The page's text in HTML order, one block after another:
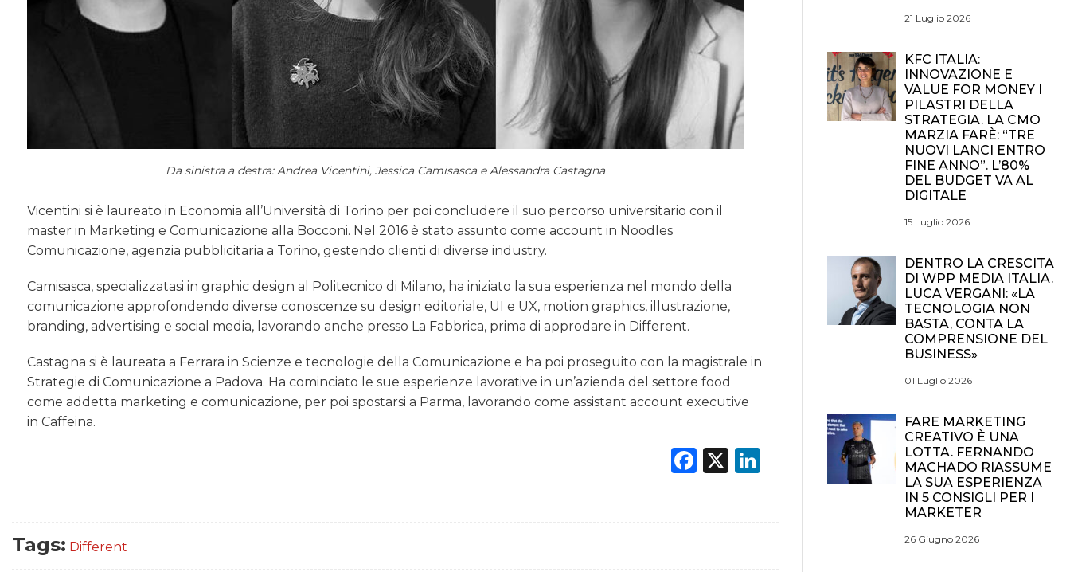
Da sinistra a destra: Andrea Vicentini, Jessica Camisasca e Alessandra Castagna
Vicentini si è laureato in Economia all’Università di Torino per poi concludere il suo percorso universitario con il
master in Marketing e Comunicazione alla Bocconi. Nel 2016 è stato assunto come account in Noodles
Comunicazione, agenzia pubblicitaria a Torino, gestendo clienti di diverse industry.
Camisasca, specializzatasi in graphic design al Politecnico di Milano, ha iniziato la sua esperienza nel mondo della
comunicazione approfondendo diverse conoscenze su design editoriale, UI e UX, motion graphics, illustrazione,
branding, advertising e social media, lavorando anche presso La Fabbrica, prima di approdare in Different.
Castagna si è laureata a Ferrara in Scienze e tecnologie della Comunicazione e ha poi proseguito con la magistrale in
Strategie di Comunicazione a Padova. Ha cominciato le sue esperienze lavorative in un’azienda del settore food
come addetta marketing e comunicazione, per poi spostarsi a Parma, lavorando come assistant account executive
in Caffeina.
Facebook
X LinkedIn
Tags: Different
21 Luglio 2026
KFC ITALIA:
INNOVAZIONE E
VALUE FOR MONEY I
PILASTRI DELLA
STRATEGIA. LA CMO
MARZIA FARÈ: “TRE
NUOVI LANCI ENTRO
FINE ANNO”. L’80%
DEL BUDGET VA AL
DIGITALE
15 Luglio 2026
DENTRO LA CRESCITA
DI WPP MEDIA ITALIA.
LUCA VERGANI: «LA
TECNOLOGIA NON
BASTA, CONTA LA
COMPRENSIONE DEL
BUSINESS»
01 Luglio 2026
FARE MARKETING
CREATIVO È UNA
LOTTA. FERNANDO
MACHADO RIASSUME
LA SUA ESPERIENZA
IN 5 CONSIGLI PER I
MARKETER
26 Giugno 2026